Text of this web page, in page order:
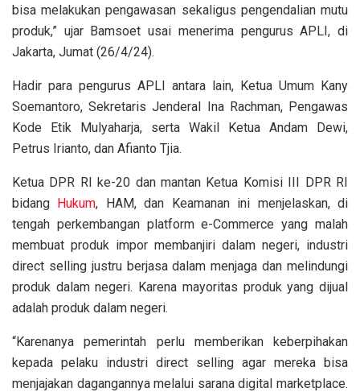
bisa melakukan pengawasan sekaligus pengendalian mutu
produk,” ujar Bamsoet usai menerima pengurus APLI, di
Jakarta, Jumat (26/4/24).
Hadir para pengurus APLI antara lain, Ketua Umum Kany
Soemantoro, Sekretaris Jenderal Ina Rachman, Pengawas
Kode Etik Mulyaharja, serta Wakil Ketua Andam Dewi,
Petrus Irianto, dan Afianto Tjia.
Ketua DPR RI ke-20 dan mantan Ketua Komisi III DPR RI
bidang Hukum, HAM, dan Keamanan ini menjelaskan, di
tengah perkembangan platform e-Commerce yang malah
membuat produk impor membanjiri dalam negeri, industri
direct selling justru berjasa dalam menjaga dan melindungi
produk dalam negeri. Karena mayoritas produk yang dijual
adalah produk dalam negeri.
“Karenanya pemerintah perlu memberikan keberpihakan
kepada pelaku industri direct selling agar mereka bisa
menjajakan dagangannya melalui sarana digital marketplace.